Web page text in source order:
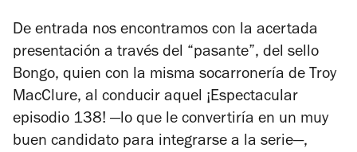
De entrada nos encontramos con la acertada
presentación a través del “pasante”, del sello
Bongo, quien con la misma socarronería de Troy
MacClure, al conducir aquel ¡Espectacular
episodio 138! —lo que le convertiría en un muy
buen candidato para integrarse a la serie—,